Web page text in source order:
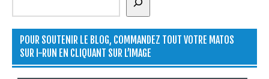
POUR SOUTENIR LE BLOG, COMMANDEZ TOUT VOTRE MATOS
SUR I-RUN EN CLIQUANT SUR L’IMAGE